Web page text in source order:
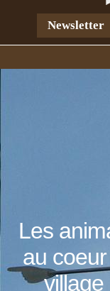
Newsletter
Les
au
village